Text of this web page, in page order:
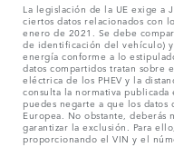
La legislación de la UE exige a
ciertos datos relacionados con
enero de 2021. Se debe
de identificación del vehículo)
energía conforme a lo
datos compartidos tratan sobre
eléctrica de los PHEV y la
consulta la normativa publicada
puedes negarte a que los
Europea. No obstante, deberás
garantizar la exclusión. Para ello,
proporcionando el VIN y el